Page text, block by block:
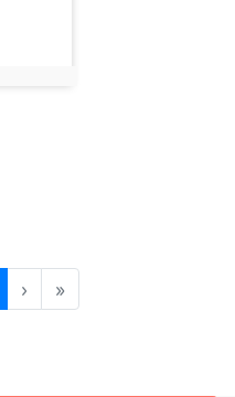
(current)
› »